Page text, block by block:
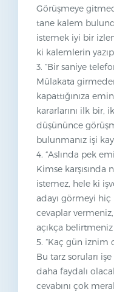
Görüşmeye
tane kalem
istemek iyi bir
ki kalemlerin
3. “Bir saniye
Mülakata
kapattığınıza
kararlarını ilk bir,
düşününce
bulunmanız işi
4. “Aslında pek
Kimse
istemez, hele ki
adayı görmeyi
cevaplar
açıkça belirtmeniz
5. “Kaç gün iznim
Bu tarz soruları
daha faydalı
cevabını çok